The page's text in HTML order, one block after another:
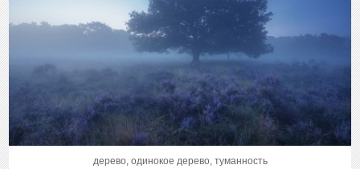
дерево, одинокое дерево, туманность